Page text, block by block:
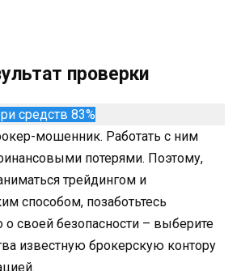
проверки
средств 83%
мошенник. Работать с ним
потерями. Поэтому,
трейдингом и
способом, позаботьтесь
о своей безопасности – выберите
известную брокерскую контору